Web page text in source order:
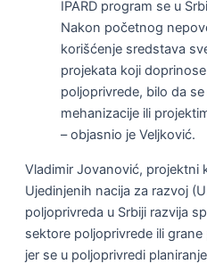
IPARD program se u
Nakon početnog
korišćenje sredstava
projekata koji
poljoprivrede, bilo da
mehanizacije ili
– objasnio je Veljković.
Vladimir Jovanović, projektni
Ujedinjenih nacija za razvoj
poljoprivreda u Srbiji razvija
sektore poljoprivrede ili
jer se u poljoprivredi